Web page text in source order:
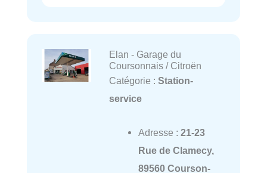
Elan - Garage du
Coursonnais / Citroën
Catégorie : Station-
service
Adresse : 21-23
Rue de Clamecy,
89560 Courson-